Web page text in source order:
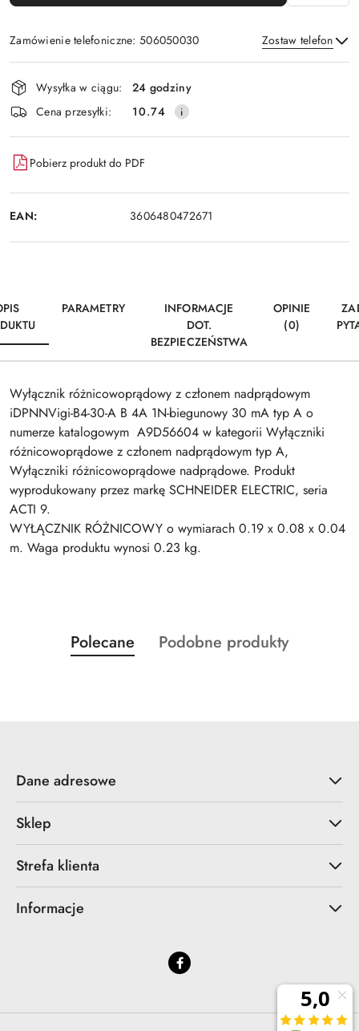
Zamówienie telefoniczne: 506050030 Zostaw telefon
Wyślij
Dostępność
i
dostawa
Wysyłka w ciągu:
24 godziny
Cena przesyłki:
10.74
Pobierz produkt do PDF
EAN: 3606480472671
PARAMETRY
INFORMACJE
DOT.
BEZPIECZEŃSTWA
OPINIE
(0)
Wyłącznik różnicowoprądowy z członem nadprądowym
iDPNNVigi-B4-30-A B 4A 1N-biegunowy 30 mA typ A o
numerze katalogowym A9D56604 w kategorii Wyłączniki
różnicowoprądowe z członem nadprądowym typ A,
Wyłączniki różnicowoprądowe nadprądowe. Produkt
wyprodukowany przez markę SCHNEIDER ELECTRIC, seria
ACTI 9.
WYŁĄCZNIK RÓŻNICOWY o wymiarach 0.19 x 0.08 x 0.04
m. Waga produktu wynosi 0.23 kg.
Pomiń karuzelę produktów
Produkty
o
Polecane
Produkty
Podobne produkty
Dane adresowe
Sklep
Strefa klienta
Informacje